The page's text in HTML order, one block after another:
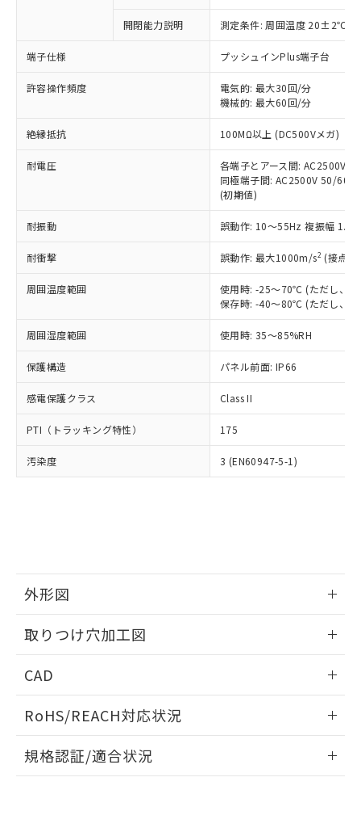
開閉能力説明 測定条件: 周囲温度 20±2℃、
端子仕様 プッシュインPlus端子台
許容操作頻度
電気的: 最大30回/分
機械的: 最大60回/分
絶縁抵抗 100MΩ以上 (DC500Vメガ)
耐電圧
各端子とアース間: AC2500V
同極端子間: AC2500V 50/
(初期値)
耐振動 誤動作: 10～55Hz 複振幅
耐衝撃 誤動作: 最大1000m/s2 (接点
周囲温度範囲
使用時: -25～70℃ (ただし、氷
保存時: -40～80℃ (ただし、氷
周囲湿度範囲 使用時: 35～85%RH
保護構造 パネル前面: IP66
感電保護クラス Class II
PTI（トラッキング特性） 175
汚染度 3 (EN60947-5-1)
外形図
取りつけ穴加工図
CAD
ドすることができます。
ログイン/会員登録
RoHS/REACH対応状況
EU RoHS 注意事項・凡例
規格認証/適合状況
以下の条件をお読みいただき、同意のうえ
本サービスは、当社制御機器事業取扱
商品の当社在庫状況および標準価格
(税抜)を提供させていただくもので
当社制御機器事業取扱商品の中には、
本サービスの対象外となる商品もある
ことをご了承ください。
在庫状況および標準価格照会結果は、
記載している更新日時点での社内デー
タに基づき作成されるものであり、閲
覧された時点での実際の在庫および標
準価格とは異なる場合があることをご
正式な納期状況および標準価格はお客
様のお取引先、またはお客様担当のオ
ムロン制御機器販売店・当社販売員に
オムロン制御機器販売店や当社販売拠
販売ネットワーク
」をご確認
ください。
在庫状況および標準価格結果を当社の
事前の承諾なく第三者に漏洩または開
示しないようお願いします。
マイパーツ機能（部品リスト作成サー
および当社の共同利用者が、当社の製
※当社の共同利用者とは、
の共同利用に関して"
の「1.共同利
対応予定なし：EU RoHS指令（10物質）の
定はありません。
調査・確認中：EU RoHS指令（10物質）の
非含有の対応状況を調査中または確認中の
非該当品：ライセンス料など無形物で、有
害物質有無と関係のない商品です。
仕入先様の事情により、非含有部品として
いたものが、含有品と判明した場合などや
むを得ず変更することがあります。
鉛(Pb) 1000ppm以下、 水銀(Hg) 1000ppm以下、 カド
六価クロム(Cr(Ⅵ)) 1000ppm以下、ポリ臭化ビフェニル
類(PBB) 1000ppm以下、ポリ臭化ジフェニルエーテル類
(PBDE) 1000ppm以下、フタル酸ビス(2-エチルヘキシ
ル) (DEHP)(別名：DOP) 1000ppm以下、フタル酸ブチ
ルベンジル（BBP） 1000ppm以下、フタル酸ジブチル
（DBP） 1000ppm以下、フタル酸ジイソブチル
(DIBP) 1000ppm以下
但し、RoHS指令で産業用監視および制御機器に対する
フタル酸エステル類の４物質については閾値を超える意
図的な使用がないことを確認しています。
※2 対応予定月
部品在庫の切り替え状況などにより、予定
月が前後することがあります。
とができます。
EU RoHS指令（10物質）の非含有証明書
ものではありません。
また、RoHS指令のフタル酸エステル類４
物質の対応では、対応完了までの期間は出
荷製品に未対応品が混在することから備考
欄に対応日を記載しておりました。
※1 中国RoHS○×表
「○」：最大均質材料含有率が中国RoHSの
基準値以下であることを示します。
「×」：最大均質材料含有率が中国RoHSの
基準値を超えていることを示します。
「－」：未確認です。当社販売部門へお問
Cr(Ⅵ)(六価クロム) : 1000ppm、 PBBs(ポリ臭化ビフェ
ニル類) : 1000ppm、 PBDEs(ポリ臭化ジフェニルエーテ
ル類) : 1000ppm、
DBP(フタル酸ジブチル) : 1000ppm、 DIBP(フタル酸ジ
イソブチル) : 1000ppm、 BBP(フタル酸ブチルベンジ
ル) : 1000ppm、
※2 環境保護使用期限
「ｅ」：有害物質（10物質）のすべてが基
準値以下であることを示します。
「10」：通常の使用状況下において有害物
質が外部に漏えいし、環境に深刻な影響を
当社は、これら貴社製品のうち、外国
為替および外国貿易法に定める商品
（以下｢規制貨物等」という）を輸出
または国外への提供する場合は、日本
国政府の輸出許可(または役務取引許
可)を取得するなどの必要な手続きを
当社は規制貨物を破棄する場合は、完
全に破砕するなど、違法に輸出されな
いよう必要な手段を講じます。
当社は貴社製品を、核兵器、ミサイ
ル、化学兵器、生物兵器またはその他
武器並びにこれらの製造装置等に一切
使用いたしません。
当社は、貴社製品を第三者に販売する
場合は、上記1、2および3の内容を当
該第三者に通知します。また当社は、
販売先および販売に係わる関係者が違
法に輸出するおそれがある場合は、取
○ 一定数以上の在庫あり
一定数には満たないが在庫あり
在庫なし(最新の在庫状況につ
いては、お客様のお取引先、ま
たはお客様担当のオムロン制御
機器販売店・当社販売員にご確
認ください)
受注生産機種、また在庫状況の